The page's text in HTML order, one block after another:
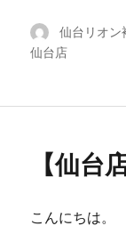
投
稿
仙台リオン
仙台店
【仙台
こんにちは。